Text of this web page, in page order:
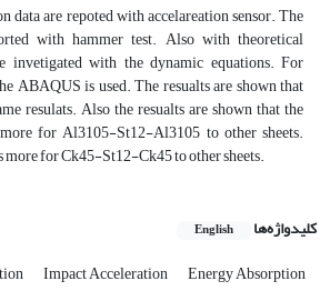
data are repoted with accelareation sensor. The
with hammer test. Also with theoretical
invetigated with the dynamic equations. For
ABAQUS is used. The resualts are shown that
resulats. Also the resualts are shown that the
for Al3105-St12-Al3105 to other sheets.
more for Ck45-St12-Ck45 to other sheets.
کلیدواژه‌ها English
Impact Acceleration Energy Absorption